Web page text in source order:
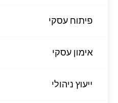
פיתוח עסקי
אימון עסקי
ייעוץ ניהולי